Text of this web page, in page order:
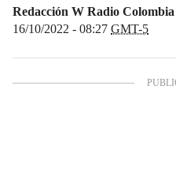
Redacción W Radio Colombia
16/10/2022 - 08:27 GMT-5